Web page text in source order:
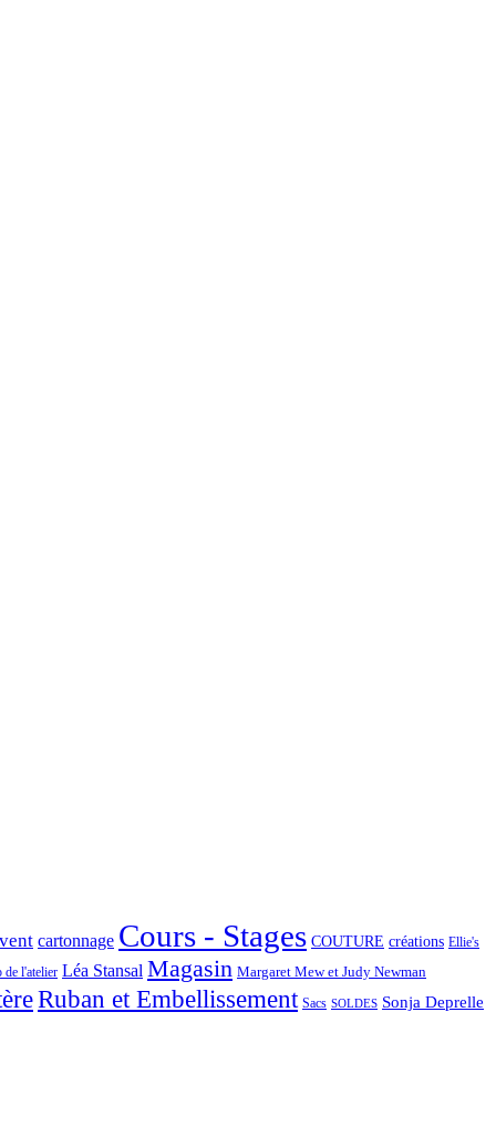
cartonnage Cours - Stages COUTURE créations Ellie's
de l'atelier Léa Stansal Magasin Margaret Mew et Judy Newman
Ruban et Embellissement Sacs SOLDES Sonja Deprelle